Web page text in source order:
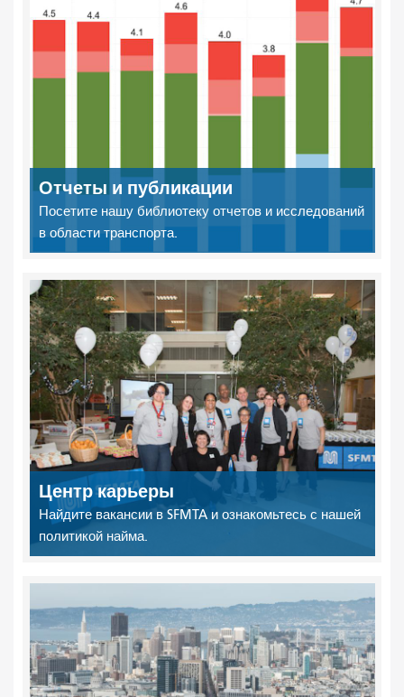
Отчеты и публикации
Посетите нашу библиотеку отчетов и исследований
в области транспорта.
Центр карьеры
Найдите вакансии в SFMTA и ознакомьтесь с нашей
политикой найма.